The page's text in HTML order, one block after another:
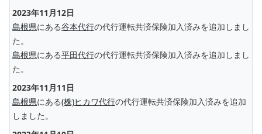
2023年11月12日
島根県にある谷本代行の代行運転共済保険加入済みを追加しまし
た。
島根県にある平田代行の代行運転共済保険加入済みを追加しまし
た。
2023年11月11日
島根県にある(株)ヒカワ代行の代行運転共済保険加入済みを追加
しました。